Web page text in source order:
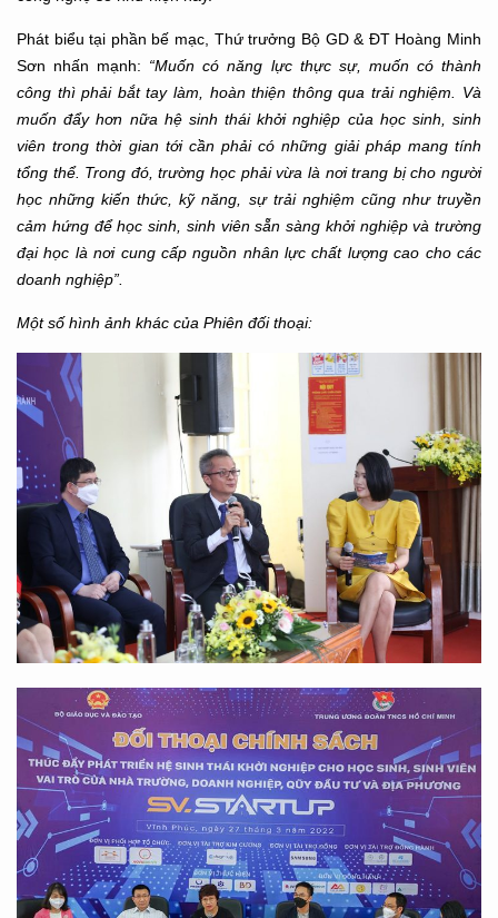
Phát biểu tại phần bế mạc, Thứ trưởng Bộ GD & ĐT Hoàng Minh
Sơn nhấn mạnh: “Muốn có năng lực thực sự, muốn có thành
công thì phải bắt tay làm, hoàn thiện thông qua trải nghiệm. Và
muốn đẩy hơn nữa hệ sinh thái khởi nghiệp của học sinh, sinh
viên trong thời gian tới cần phải có những giải pháp mang tính
tổng thể. Trong đó, trường học phải vừa là nơi trang bị cho người
học những kiến thức, kỹ năng, sự trải nghiệm cũng như truyền
cảm hứng để học sinh, sinh viên sẵn sàng khởi nghiệp và trường
đại học là nơi cung cấp nguồn nhân lực chất lượng cao cho các
doanh nghiệp”.
Một số hình ảnh khác của Phiên đối thoại: